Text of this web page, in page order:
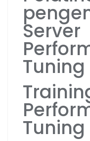
Server
Tuning
Tuning